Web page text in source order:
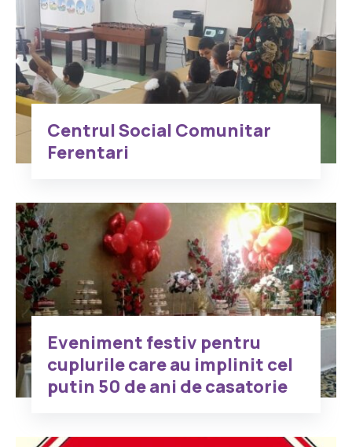
Centrul Social Comunitar
Ferentari
Eveniment festiv pentru
cuplurile care au implinit cel
putin 50 de ani de casatorie